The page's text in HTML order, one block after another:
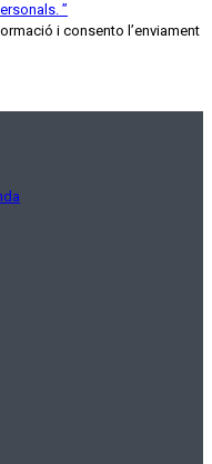
”
i consento l’enviament